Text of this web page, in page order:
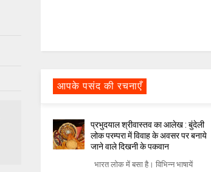
आपके पसंद की रचनाएँ
प्रभुदयाल श्रीवास्तव का आलेख : बुंदेली
लोक परम्परा में विवाह के अवसर पर बनाये
जाने वाले दिखनी के पकवान
भारत लोक में बसा है। विभिन्न भाषायें